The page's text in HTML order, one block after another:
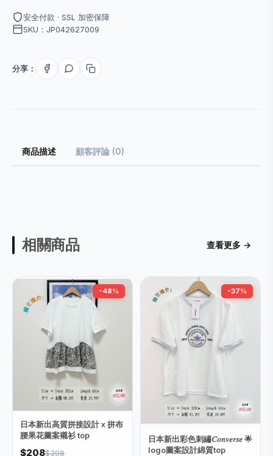
安全付款 · SSL 加密保障
SKU：JP042627009
分享：
商品描述 顧客評論 (0)
相關商品 查看更多 →
-48%
日本新出高質拼接設計 x 拼布
腰果花圖案襯衫 top
$208$398
-37%
日本新出彩色刺繡𝐶𝑜𝑛𝑣𝑒𝑟𝑠𝑒 🌟
logo圖案設計綿質top